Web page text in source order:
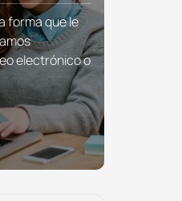
forma que le
electrónico o